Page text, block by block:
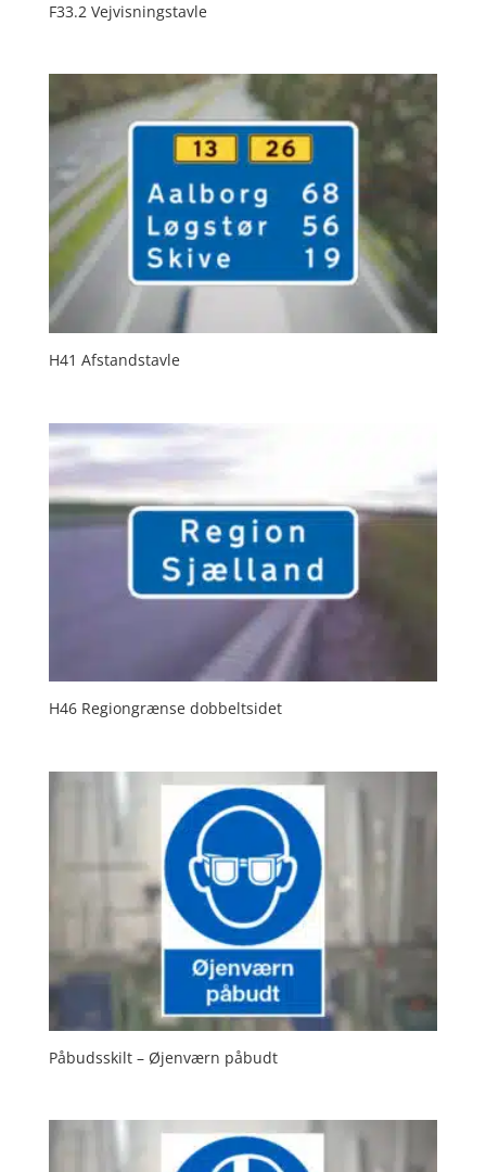
F33.2 Vejvisningstavle
H41 Afstandstavle
H46 Regiongrænse dobbeltsidet
Påbudsskilt – Øjenværn påbudt